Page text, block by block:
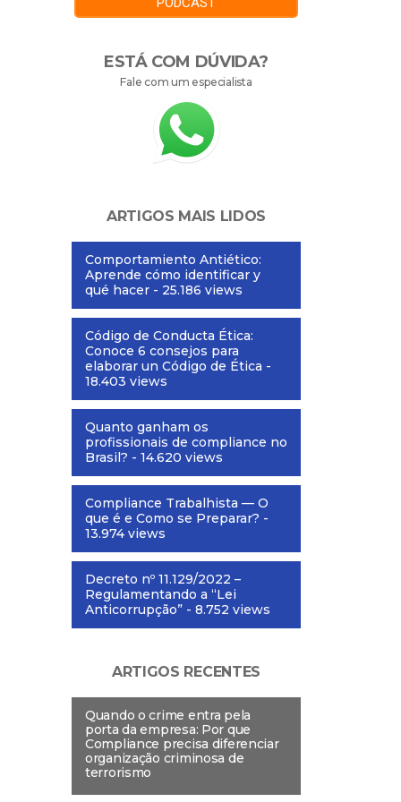
ESTÁ COM DÚVIDA?
Fale com um especialista
ARTIGOS MAIS LIDOS
Comportamiento Antiético:
Aprende cómo identificar y
qué hacer - 25.186 views
Código de Conducta Ética:
Conoce 6 consejos para
elaborar un Código de Ética -
18.403 views
Quanto ganham os
profissionais de compliance no
Brasil? - 14.620 views
Compliance Trabalhista — O
que é e Como se Preparar? -
13.974 views
Decreto nº 11.129/2022 –
Regulamentando a “Lei
Anticorrupção” - 8.752 views
ARTIGOS RECENTES
Quando o crime entra pela
porta da empresa: Por que
Compliance precisa diferenciar
organização criminosa de
terrorismo